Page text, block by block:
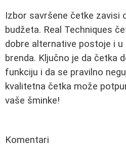
Izbor savršene četke zavisi
budžeta. Real Techniques
dobre alternative postoje i u
brenda. Ključno je da četka
funkciju i da se pravilno
kvalitetna četka može
vaše šminke!
Komentari